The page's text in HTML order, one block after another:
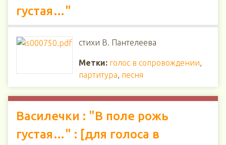
густая…"
стихи В. Пантелеева
Метки: голос в сопровождении,
партитура, песня
Василечки : "В поле рожь
густая…" : [для голоса в